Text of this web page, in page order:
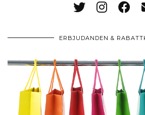
ERBJUDANDEN &